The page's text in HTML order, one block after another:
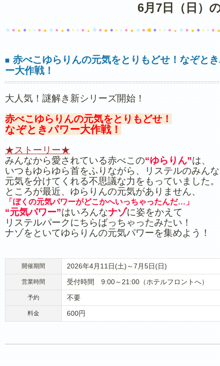
6月7日（日）
■ 赤べこゆらりんの元気をとりもどせ！なぞと
ー大作戦！
大人気！謎解き新シリーズ開始！
赤べこゆらりんの元気をとりもどせ！
なぞときパワー大作戦！
★ストーリー★
みんなから愛されている赤べこの“ゆらりん”は、
いつもゆらゆら首をふりながら、リステルのみん
元気を分けてくれる不思議な力をもっていました。
ところが最近、ゆらりんの元気がありません、
「ぼくの元気パワーがどこかへいっちゃったんだ…」
“元気パワー”はいろんなナゾに姿をかえて
リステルパークにちらばっちゃったみたい！
ナゾをといてゆらりんの元気パワーを集めよう！
開催期間 2026年4月11日(土)～7月5日(日)
営業時間 受付時間 9:00～21:00（ホテルフロントへ）
予約 不要
料金 600円